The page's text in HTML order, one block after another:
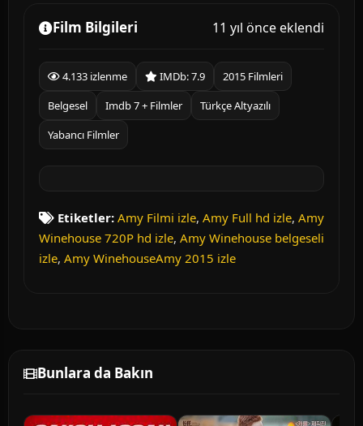
Film Bilgileri 11 yıl önce eklendi
4.133 izlenme IMDb: 7.9
2015 Filmleri
Belgesel
Imdb 7 + Filmler
Türkçe Altyazılı
Yabancı Filmler
Etiketler: Amy Filmi izle, Amy Full hd izle, Amy
Winehouse 720P hd izle, Amy Winehouse belgeseli
izle, Amy WinehouseAmy 2015 izle
Bunlara da Bakın